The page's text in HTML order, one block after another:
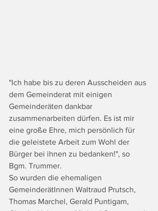
"Ich habe bis zu deren Ausscheiden aus
dem Gemeinderat mit einigen
Gemeinderäten dankbar
zusammenarbeiten dürfen. Es ist mir
eine große Ehre, mich persönlich für
die geleistete Arbeit zum Wohl der
Bürger bei ihnen zu bedanken!", so
Bgm. Trummer.
So wurden die ehemaligen
GemeinderätInnen Waltraud Prutsch,
Thomas Marchel, Gerald Puntigam,